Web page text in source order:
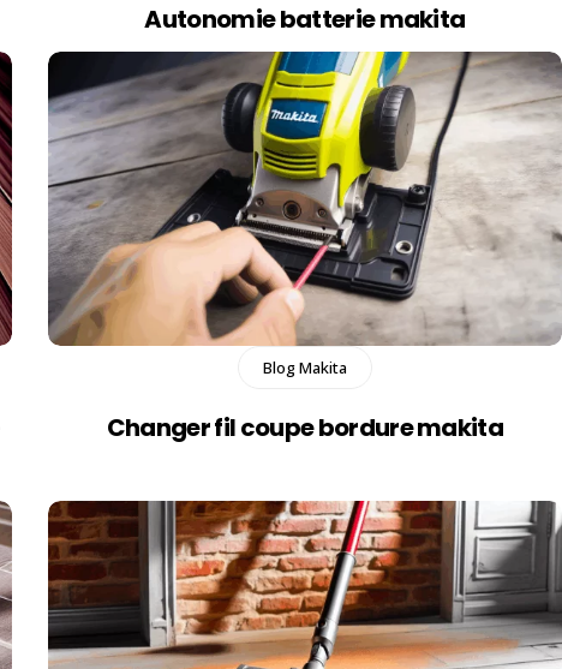
Autonomie batterie makita
Blog Makita
Changer fil coupe bordure makita​